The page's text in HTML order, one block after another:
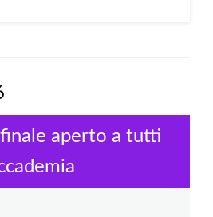
aperto a tutti